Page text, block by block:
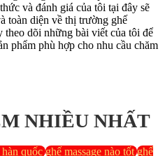
và đánh giá của tôi tại đây sẽ
toàn diện về thị trường ghế
theo dõi những bài viết của tôi để
phẩm phù hợp cho nhu cầu chăm
NHIỀU NHẤT
hàn quốc ghế massage nào tốt ghế